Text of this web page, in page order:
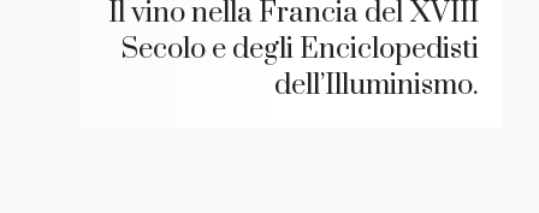
Il vino nella Francia del XVIII
Secolo e degli Enciclopedisti
dell’Illuminismo.